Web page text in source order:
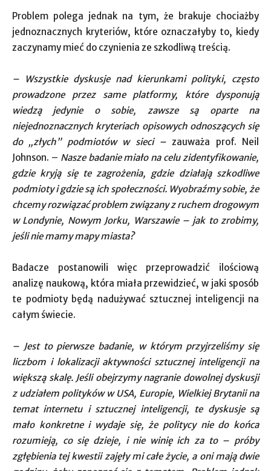
Problem polega jednak na tym, że brakuje chociażby
jednoznacznych kryteriów, które oznaczałyby to, kiedy
zaczynamy mieć do czynienia ze szkodliwą treścią.
– Wszystkie dyskusje nad kierunkami polityki, często
prowadzone przez same platformy, które dysponują
wiedzą jedynie o sobie, zawsze są oparte na
niejednoznacznych kryteriach opisowych odnoszących się
do „złych” podmiotów w sieci – zauważa prof. Neil
Johnson. – Nasze badanie miało na celu zidentyfikowanie,
gdzie kryją się te zagrożenia, gdzie działają szkodliwe
podmioty i gdzie są ich społeczności. Wyobraźmy sobie, że
chcemy rozwiązać problem związany z ruchem drogowym
w Londynie, Nowym Jorku, Warszawie – jak to zrobimy,
jeśli nie mamy mapy miasta?
Badacze postanowili więc przeprowadzić ilościową
analizę naukową, która miała przewidzieć, w jaki sposób
te podmioty będą nadużywać sztucznej inteligencji na
całym świecie.
– Jest to pierwsze badanie, w którym przyjrzeliśmy się
liczbom i lokalizacji aktywności sztucznej inteligencji na
większą skalę. Jeśli obejrzymy nagranie dowolnej dyskusji
z udziałem polityków w USA, Europie, Wielkiej Brytanii na
temat internetu i sztucznej inteligencji, te dyskusje są
mało konkretne i wydaje się, że politycy nie do końca
rozumieją, co się dzieje, i nie winię ich za to – próby
zgłębienia tej kwestii zajęły mi całe życie, a oni mają dwie